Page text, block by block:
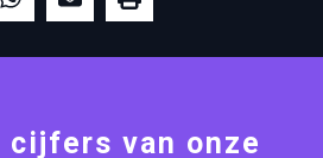
cijfers van onze